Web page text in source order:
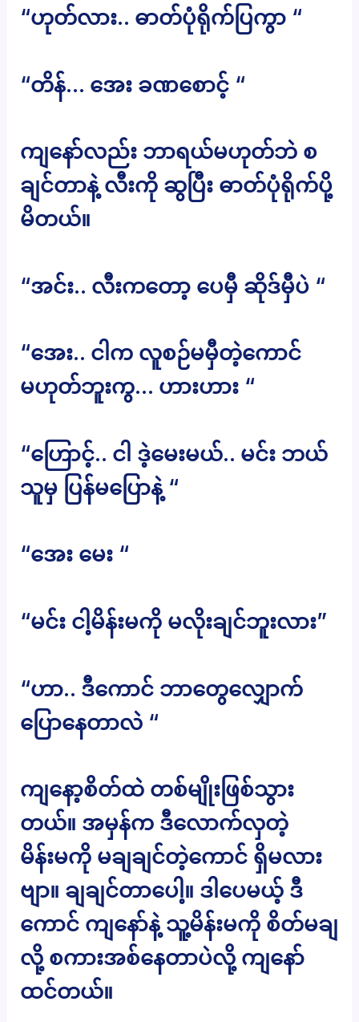
“ဟုတ်လား.. ဓာတ်ပုံရိုက်ပြကွာ “
“တိန်… အေး ခဏစောင့် “
ကျနော်လည်း ဘာရယ်မဟုတ်ဘဲ စ
ချင်တာနဲ့ လီးကို ဆွပြီး ဓာတ်ပုံရိုက်ပို့
မိတယ်။
“အင်း.. လီးကတော့ ပေမှီ ဆိုဒ်မှီပဲ “
“အေး.. ငါက လူစဉ်မမှီတဲ့ကောင်
မဟုတ်ဘူးကွ… ဟားဟား “
“ဟြောင့်.. ငါ ဒဲ့မေးမယ်.. မင်း ဘယ်
သူမှ ပြန်မပြောနဲ့ “
“အေး မေး “
“မင်း ငါ့မိန်းမကို မလိုးချင်ဘူးလား”
“ဟာ.. ဒီကောင် ဘာတွေလျှောက်
ပြောနေတာလဲ “
ကျနော့စိတ်ထဲ တစ်မျိုးဖြစ်သွား
တယ်။ အမှန်က ဒီလောက်လှတဲ့
မိန်းမကို မချချင်တဲ့ကောင် ရှိမလား
ဗျာ။ ချချင်တာပေါ့။ ဒါပေမယ့် ဒီ
ကောင် ကျနော်နဲ့ သူ့မိန်းမကို စိတ်မချ
လို့ စကားအစ်နေတာပဲလို့ ကျနော်
ထင်တယ်။